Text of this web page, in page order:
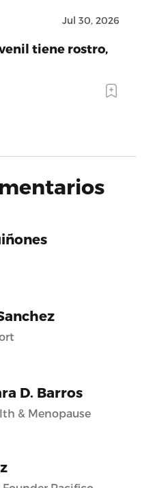
Jul 30, 2026
tiene rostro,
D. Barros
& Menopause